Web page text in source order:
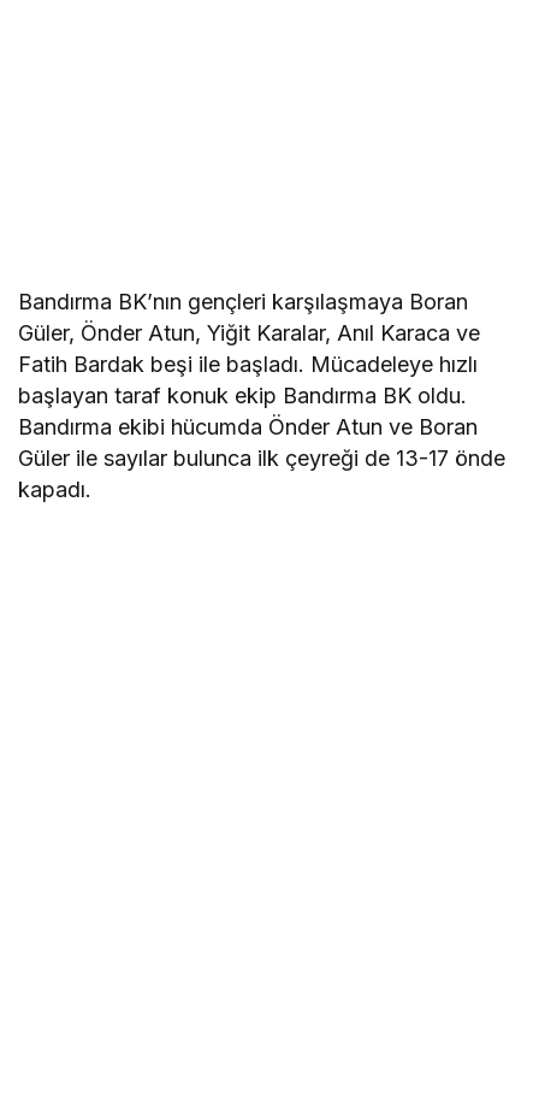
Bandırma BK’nın gençleri karşılaşmaya Boran
Güler, Önder Atun, Yiğit Karalar, Anıl Karaca ve
Fatih Bardak beşi ile başladı. Mücadeleye hızlı
başlayan taraf konuk ekip Bandırma BK oldu.
Bandırma ekibi hücumda Önder Atun ve Boran
Güler ile sayılar bulunca ilk çeyreği de 13-17 önde
kapadı.